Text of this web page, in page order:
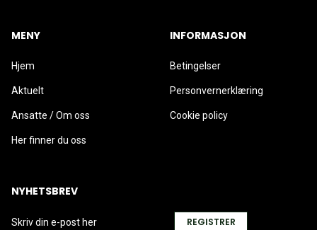
MENY
Hjem
Aktuelt
Ansatte / Om oss
Her finner du oss
INFORMASJON
Betingelser
Personvernerklæring
Cookie policy
NYHETSBREV
REGISTRER